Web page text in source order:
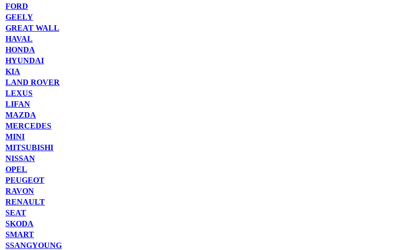
FORD
GEELY
GREAT WALL
HAVAL
HONDA
HYUNDAI
KIA
LAND ROVER
LEXUS
LIFAN
MAZDA
MERCEDES
MINI
MITSUBISHI
NISSAN
OPEL
PEUGEOT
RAVON
RENAULT
SEAT
SKODA
SMART
SSANGYOUNG